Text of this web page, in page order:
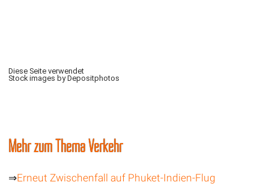
Diese Seite verwendet
Stock images by Depositphotos
Mehr zum Thema Verkehr
⇒Erneut Zwischenfall auf Phuket-Indien-Flug